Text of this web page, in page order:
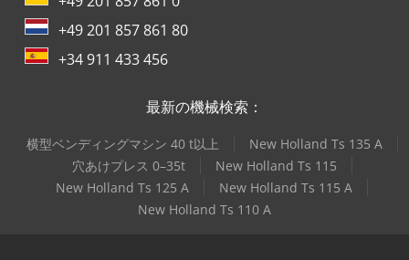
+49 201 857 861 80
+34 911 433 456
最新の機械検索：
横型ベンディングマシン 40 t以上
New Holland Ts 135 A
穴あけプレス 0–35t
New Holland Ts 115
New Holland Ts 125 A
New Holland Ts 115 A
New Holland Ts 110 A